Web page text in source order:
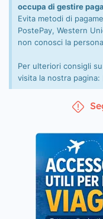
occupa di gestire
Evita metodi di
PostePay, Western
non conosci la
Per ulteriori consigli
visita la nostra pagina: